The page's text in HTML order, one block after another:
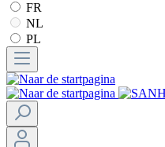
FR
NL
PL